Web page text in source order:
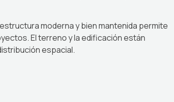
moderna y bien mantenida permite
El terreno y la edificación están
espacial.